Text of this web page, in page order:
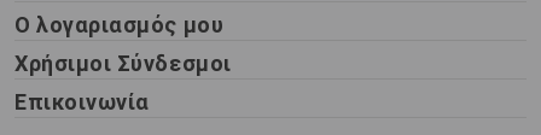
Ο λογαριασμός μου
Χρήσιμοι Σύνδεσμοι
Επικοινωνία